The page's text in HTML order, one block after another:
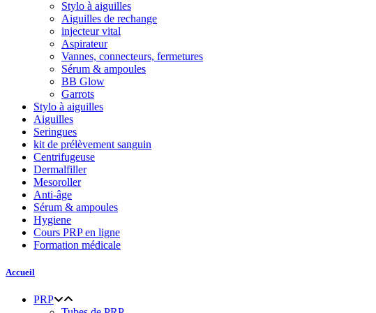
Stylo à aiguilles
Aiguilles de rechange
injecteur vital
Aspirateur
Vannes, connecteurs, fermetures
Sérum & ampoules
BB Glow
Garrots
Stylo à aiguilles
Aiguilles
Seringues
kit de prélèvement sanguin
Centrifugeuse
Dermalfiller
Mesoroller
Anti-âge
Sérum & ampoules
Hygiene
Cours PRP en ligne
Formation médicale
Accueil
PRP